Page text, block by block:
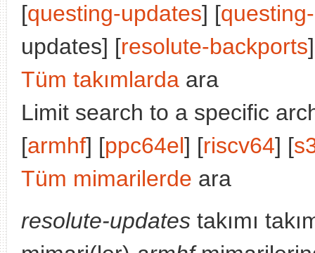
[questing-updates] [
updates] [resolute-backports
Tüm takımlarda ara
Limit search to a specific
[armhf] [ppc64el] [riscv64] [
Tüm mimarilerde ara
resolute-updates takımı